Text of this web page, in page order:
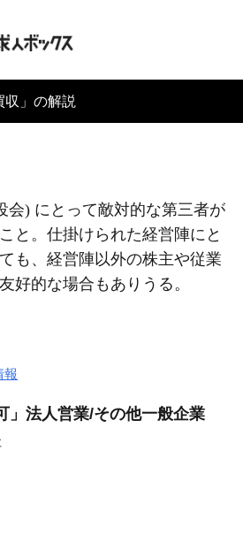
収」の解説
会) にとって敵対的な第三者が
と。仕掛けられた経営陣にと
も、経営陣以外の株主や従業
好的な場合もありうる。
報
」法人営業/その他一般企業